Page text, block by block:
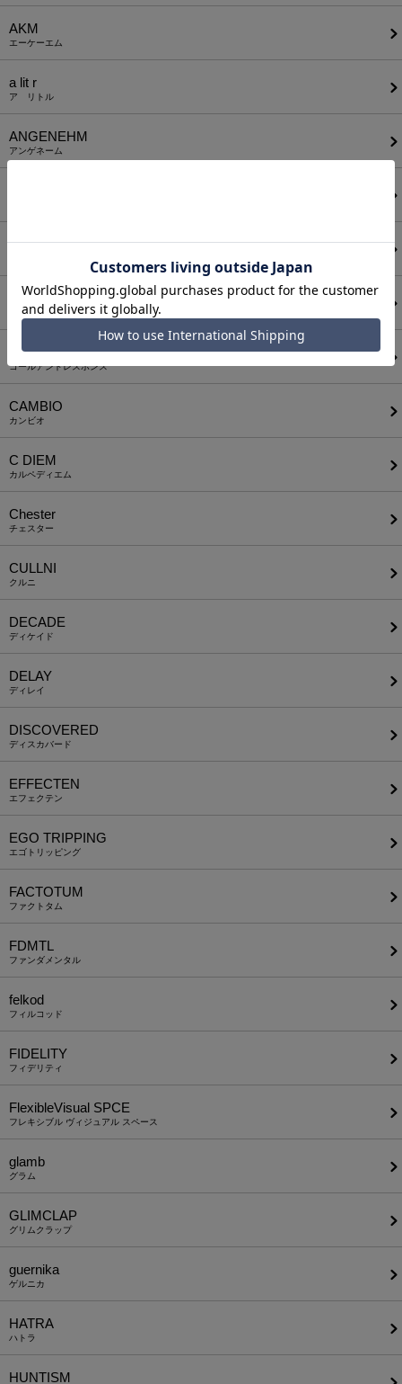
AKM
エーケーエム
a lit r
ア リトル
ANGENEHM
アンゲネーム
AUI NITE
BODYSONG.
ボディソング
CALL&RESPONSE
コールアンドレスポンス
CAMBIO
カンビオ
C DIEM
カルペディエム
Chester
チェスター
CULLNI
クルニ
DECADE
ディケイド
DELAY
ディレイ
DISCOVERED
ディスカバード
EFFECTEN
エフェクテン
EGO TRIPPING
エゴトリッピング
FACTOTUM
ファクトタム
FDMTL
ファンダメンタル
felkod
フィルコッド
FIDELITY
フィデリティ
FlexibleVisual SPCE
フレキシブル ヴィジュアル スペース
glamb
グラム
GLIMCLAP
グリムクラップ
guernika
ゲルニカ
HATRA
ハトラ
HUNTISM